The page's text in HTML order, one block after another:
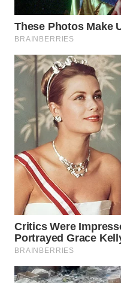
WAHANA
TANI
ADVOKAT
WAHANA
INFRASTRUKTUR
WAHANA
KONSUMEN
WAHANA
LISTRIK
WAHANA
TRAVEL
WAHANA